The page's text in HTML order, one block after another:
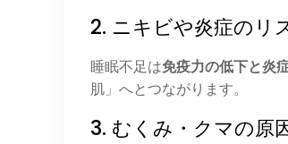
2. ニキビや炎症のリ
睡眠不足は免疫力の低下と炎
肌」へとつながります。
3. むくみ・クマの原